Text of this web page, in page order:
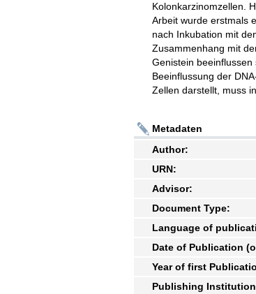
Kolonkarzinomzellen.
Arbeit wurde erstmals
nach Inkubation mit
Zusammenhang mit
Genistein
Beeinflussung der
Zellen darstellt, muss
Metadaten
Author:
URN:
Advisor:
Document Type:
Language of
Date of Publication
Year of first
Publishing